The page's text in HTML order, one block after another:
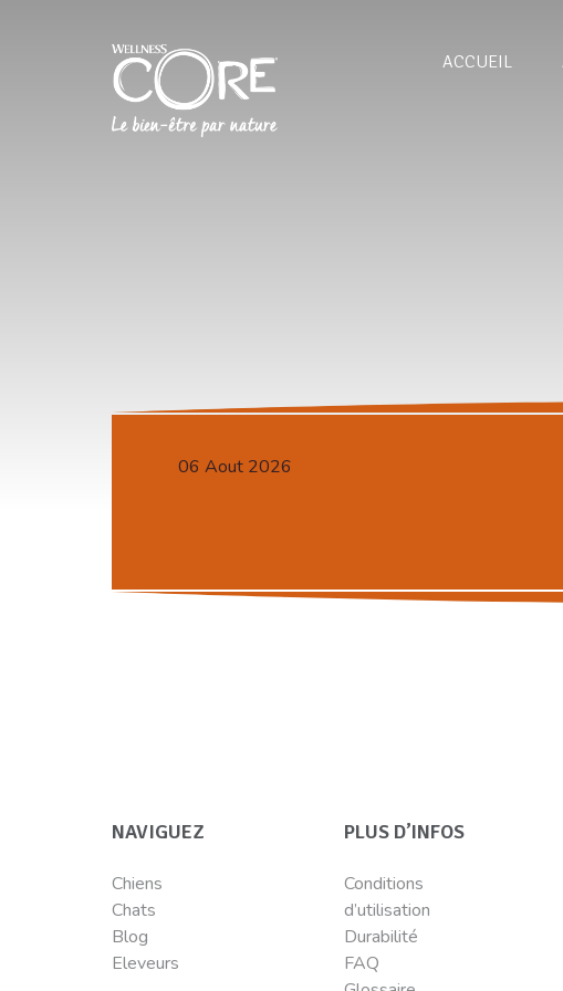
ACCUEIL
06 Aout 2026
NAVIGUEZ
Chiens
Chats
Blog
Eleveurs
PLUS D’INFOS
Conditions
d’utilisation
Durabilité
FAQ